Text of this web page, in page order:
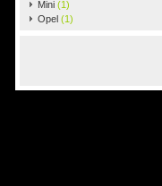
Mini (1)
Opel (1)